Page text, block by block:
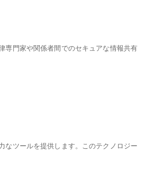
専門家や関係者間でのセキュアな情報共有
なツールを提供します。このテクノロジー